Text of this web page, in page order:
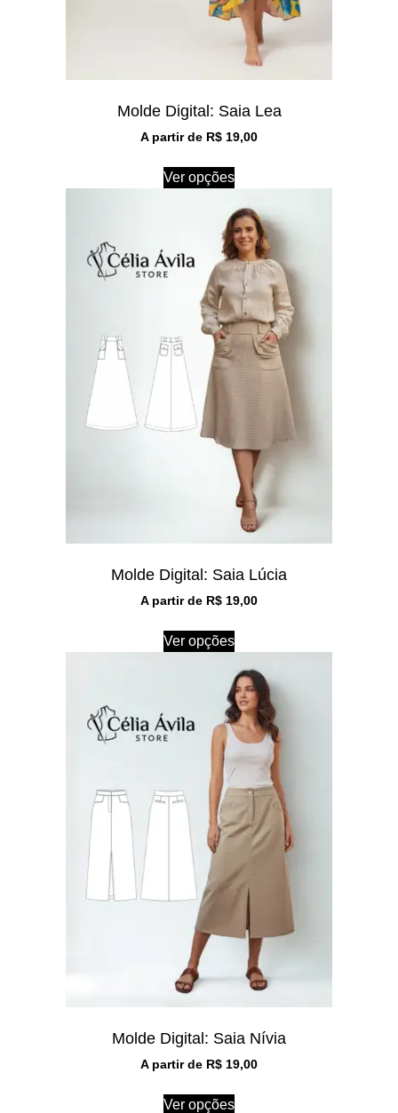
Molde Digital: Saia Lea
A partir de R$ 19,00
Ver opções
Molde Digital: Saia Lúcia
A partir de R$ 19,00
Ver opções
Molde Digital: Saia Nívia
A partir de R$ 19,00
Ver opções